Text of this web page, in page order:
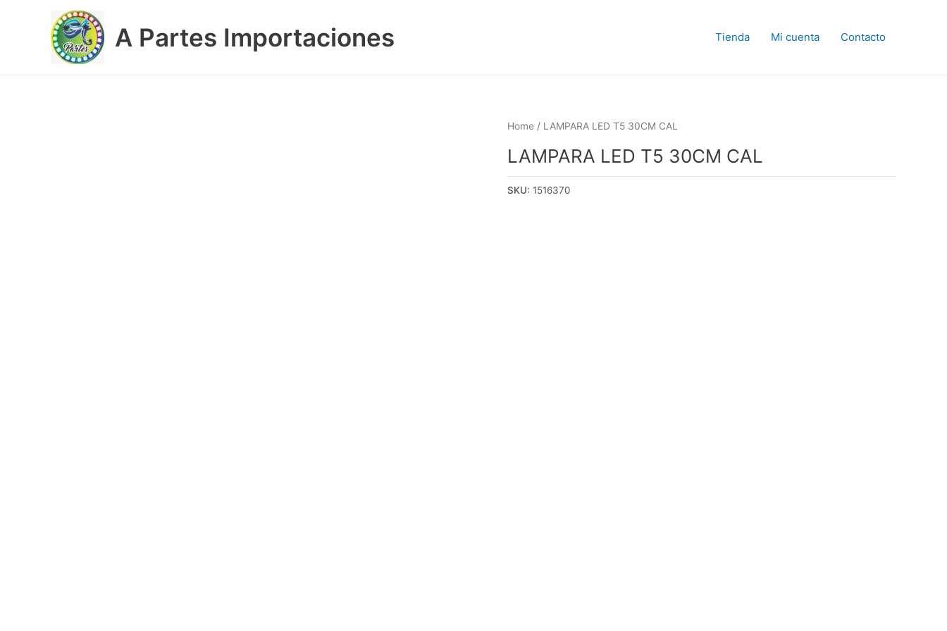
A Partes Importaciones Tienda Mi cuenta Contacto
Home / LAMPARA LED T5 30CM CAL
LAMPARA LED T5 30CM CAL
SKU: 1516370